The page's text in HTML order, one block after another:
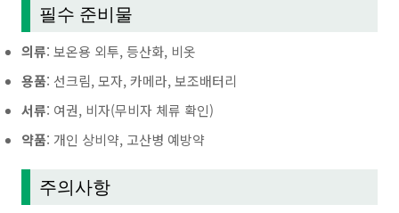
필수 준비물
의류: 보온용 외투, 등산화, 비옷
용품: 선크림, 모자, 카메라, 보조배터리
서류: 여권, 비자(무비자 체류 확인)
약품: 개인 상비약, 고산병 예방약
주의사항